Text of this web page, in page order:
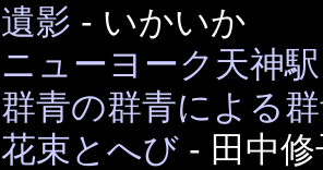
遺影 - いかいか
ニューヨーク天神駅
群青の群青による
花束とへび - 田中